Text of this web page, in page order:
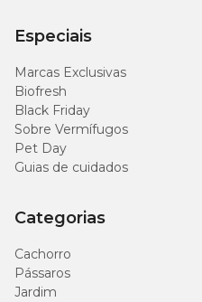
Especiais
Marcas Exclusivas
Biofresh
Black Friday
Sobre Vermífugos
Pet Day
Guias de cuidados
Categorias
Cachorro
Pássaros
Jardim